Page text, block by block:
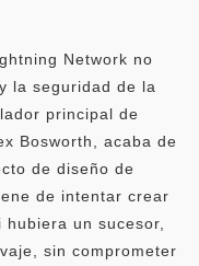
Network no
la seguridad de la
principal de
Bosworth, acaba de
de diseño de
de intentar crear
un sucesor,
sin comprometer